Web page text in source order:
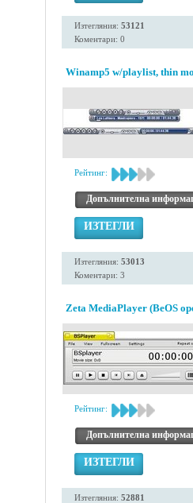
Изтегляния: 53121
Коментари: 0
Winamp5 w/playlist, thin
Рейтинг:
Допълнителна
ИЗТЕГЛИ
Изтегляния: 53013
Коментари: 3
Zeta MediaPlayer (BeOS
Рейтинг:
Допълнителна
ИЗТЕГЛИ
Изтегляния: 52881